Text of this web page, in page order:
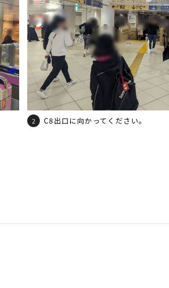
2 C8出口に向かってください。